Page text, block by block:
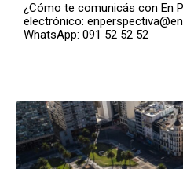
¿Cómo te comunicás con En
electrónico:
WhatsApp: 091 52 52 52